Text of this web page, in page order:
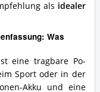
als idealer
Was
eine tragbare Po-
Sport oder in der
Akku und eine